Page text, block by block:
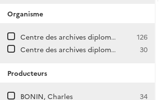
Organisme
Centre des archives diplomatiques de La Courneuve
126
Centre des archives diplomatiques de Nantes
30
Producteurs
BONIN, Charles
34